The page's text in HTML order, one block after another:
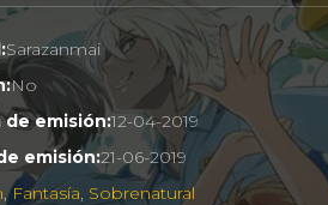
Sarazanmai
No
de emisión:12-04-2019
emisión:21-06-2019
,Fantasía, Sobrenatural